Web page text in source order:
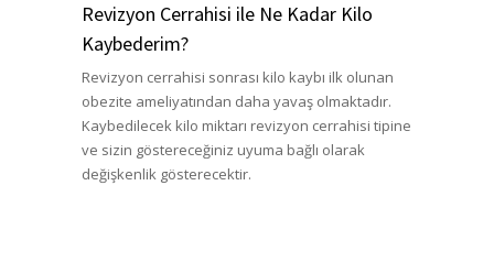
Revizyon Cerrahisi ile Ne Kadar Kilo
Kaybederim?
Revizyon cerrahisi sonrası kilo kaybı ilk olunan
obezite ameliyatından daha yavaş olmaktadır.
Kaybedilecek kilo miktarı revizyon cerrahisi tipine
ve sizin göstereceğiniz uyuma bağlı olarak
değişkenlik gösterecektir.